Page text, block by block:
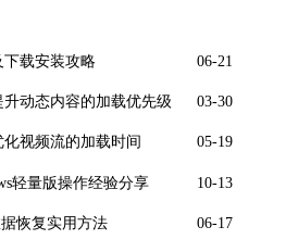
下载安装攻略 06-21
升动态内容的加载优先级 03-30
化视频流的加载时间 05-19
轻量版操作经验分享 10-13
恢复实用方法 06-17